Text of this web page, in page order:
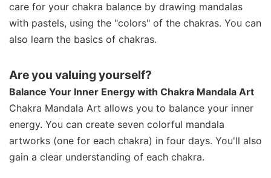
care for your chakra balance by drawing mandalas
with pastels, using the "colors" of the chakras. You can
also learn the basics of chakras.
Are you valuing yourself?
Balance Your Inner Energy with Chakra Mandala Art
Chakra Mandala Art allows you to balance your inner
energy. You can create seven colorful mandala
artworks (one for each chakra) in four days. You'll also
gain a clear understanding of each chakra.